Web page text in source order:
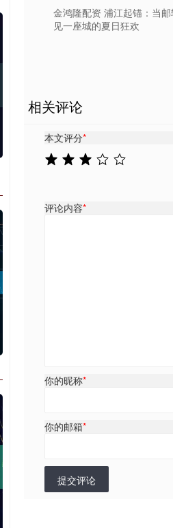
金鸿隆配资 浦江起锚：当邮
见一座城的夏日狂欢
相关评论
本文评分*
评论内容*
你的昵称*
你的邮箱*
提交评论